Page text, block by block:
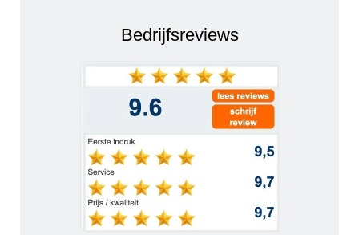
Bedrijfsreviews